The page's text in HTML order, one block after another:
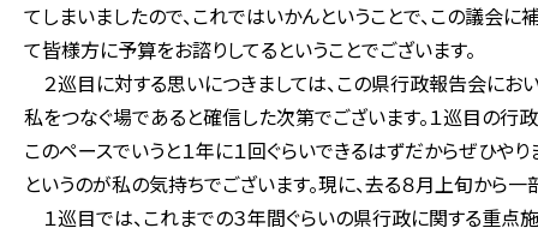
てしまいましたので、これではいかんということで、この議会
て皆様方に予算をお諮りしてるということでございます。
２巡目に対する思いにつきましては、この県行政報告会に
私をつなぐ場であると確信した次第でございます。１巡目の行
このペースでいうと１年に１回ぐらいできるはずだからぜひや
というのが私の気持ちでございます。現に、去る８月上旬から
１巡目では、これまでの３年間ぐらいの県行政に関する重点